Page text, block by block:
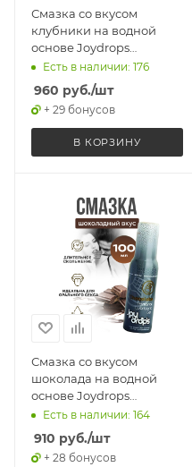
Смазка со вкусом
клубники на водной
основе Joydrops
Strawberry, 100 мл
Есть в наличии: 176
960 руб./шт
+ 29 бонусов
В КОРЗИНУ
Смазка со вкусом
шоколада на водной
основе Joydrops
Chocolate, 100 мл
Есть в наличии: 164
910 руб./шт
+ 28 бонусов